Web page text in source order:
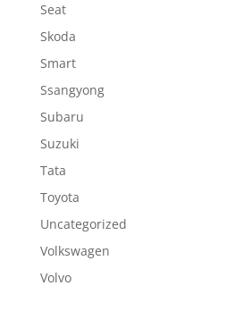
Seat
Skoda
Smart
Ssangyong
Subaru
Suzuki
Tata
Toyota
Uncategorized
Volkswagen
Volvo